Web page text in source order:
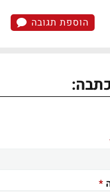
הוספת תגובה
*